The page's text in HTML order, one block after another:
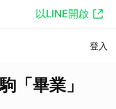
以LINE開啟
登入
「畢業」